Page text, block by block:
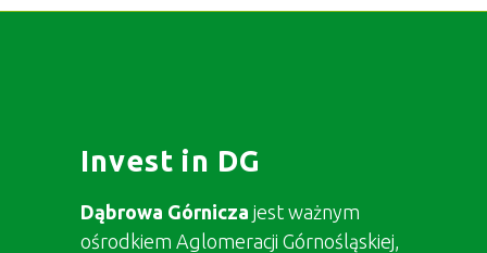
Invest in DG
Dąbrowa Górnicza jest ważnym
ośrodkiem Aglomeracji Górnośląskiej,